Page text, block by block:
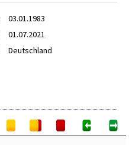
03.01.1983
01.07.2021
Deutschland